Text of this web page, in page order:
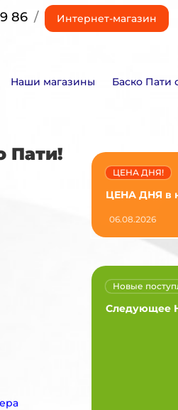
86 / Интернет-магазин
Наши магазины Баско Пати
Пати!
ЦЕНА ДНЯ в
ЦЕНА ДНЯ!
06.08.2026
Следующее
Новые